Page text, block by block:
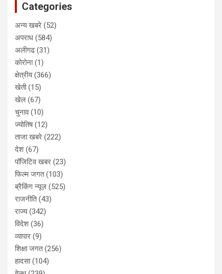
Categories
अन्य खबरे (52)
अपराध (584)
अलीगढ(31)
कोरोना(1)
क्षेत्रीय(366)
खेती(15)
खेल (67)
चुनाव(10)
ज्योतिष(12)
ताजा खबरे (222)
देश (67)
पॉजिटिव खबर (23)
फिल्म जगत(103)
ब्रैकिंग न्यूज़ (525)
राजनीति(43)
राज्य(342)
विदेश (36)
व्यापार (9)
शिक्षा जगत(256)
हादसा(104)